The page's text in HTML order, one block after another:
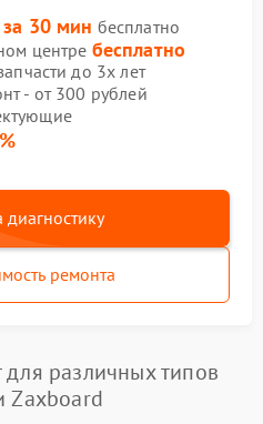
за 30 мин бесплатно
центре бесплатно
до 3х лет
- от 300 рублей
диагностику
ремонта
различных типов
Zaxboard